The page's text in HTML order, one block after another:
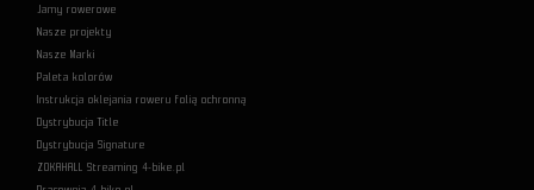
Jamy rowerowe
Nasze projekty
Nasze Marki
Paleta kolorów
Instrukcja oklejania roweru folią ochronną
Dystrybucja Title
Dystrybucja Signature
ZOKAHALL Streaming 4-bike.pl